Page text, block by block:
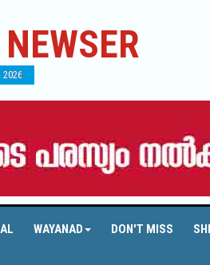
2026
WAYANAD DON'T MISS